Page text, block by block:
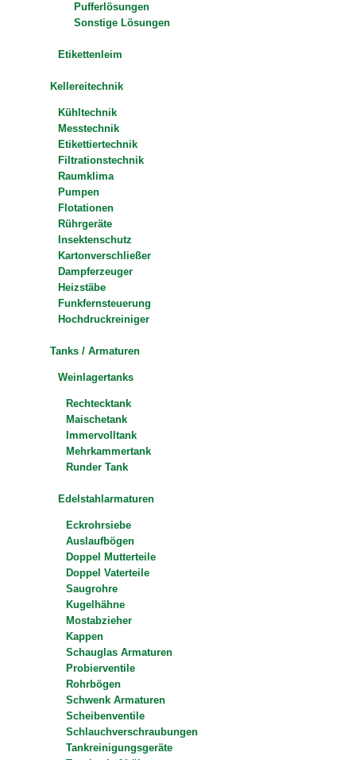
Pufferlösungen
Sonstige Lösungen
Etikettenleim
Kellereitechnik
Kühltechnik
Messtechnik
Etikettiertechnik
Filtrationstechnik
Raumklima
Pumpen
Flotationen
Rührgeräte
Insektenschutz
Kartonverschließer
Dampferzeuger
Heizstäbe
Funkfernsteuerung
Hochdruckreiniger
Tanks / Armaturen
Weinlagertanks
Rechtecktank
Maischetank
Immervolltank
Mehrkammertank
Runder Tank
Edelstahlarmaturen
Eckrohrsiebe
Auslaufbögen
Doppel Mutterteile
Doppel Vaterteile
Saugrohre
Kugelhähne
Mostabzieher
Kappen
Schauglas Armaturen
Probierventile
Rohrbögen
Schwenk Armaturen
Scheibenventile
Schlauchverschraubungen
Tankreinigungsgeräte